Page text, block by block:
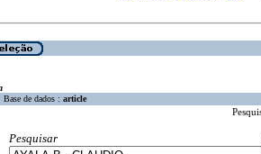
Base de dados : article
Pesquisar